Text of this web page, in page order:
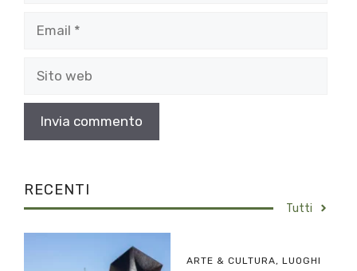
web
RECENTI
Tutti
ARTE & CULTURA, LUOGHI